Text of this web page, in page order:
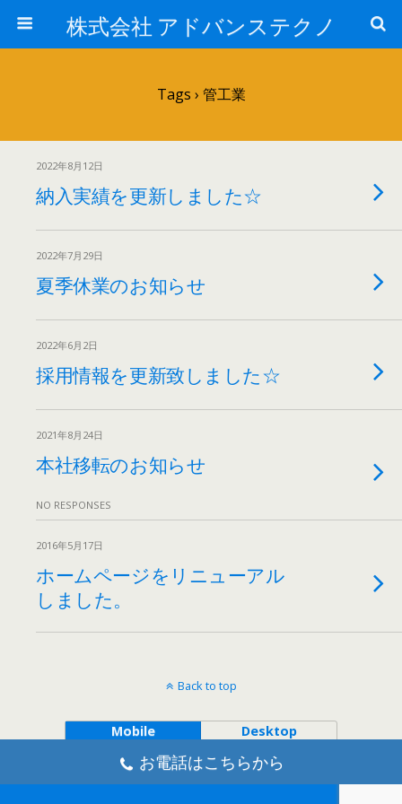
株式会社 アドバンステクノ
Tags › 管工業
2022年8月12日
納入実績を更新しました☆
2022年7月29日
夏季休業のお知らせ
2022年6月2日
採用情報を更新致しました☆
2021年8月24日
本社移転のお知らせ
NO RESPONSES
2016年5月17日
ホームページをリニューアル
しました。
Back to top
Mobile Desktop
お電話はこちらから